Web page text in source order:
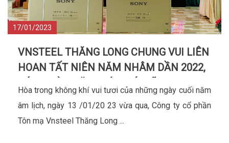
17/01/2023
VNSTEEL THĂNG LONG CHUNG VUI LIÊN
HOAN TẤT NIÊN NĂM NHÂM DẦN 2022,
Hòa trong không khí vui tươi của những ngày cuối năm
âm lịch, ngày 13 /01/20 23 vừa qua, Công ty cổ phần
Tôn mạ Vnsteel Thăng Long ...